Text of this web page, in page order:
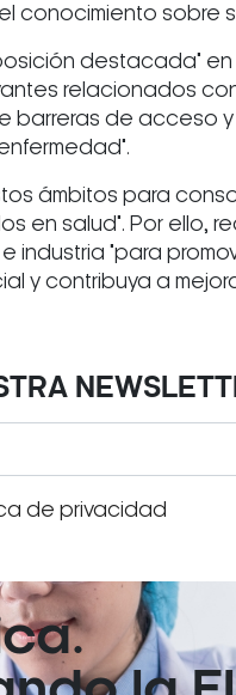
conocimiento sobre
destacada"
relacionados
barreras de acceso
ámbitos para
en salud". Por ello,
industria "para
y contribuya a
de privacidad